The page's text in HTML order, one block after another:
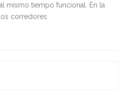
mismo tiempo funcional. En la
corredores